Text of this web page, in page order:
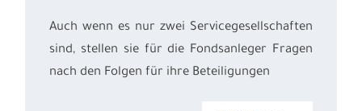
Auch wenn es nur zwei Servicegesellschaften
sind, stellen sie für die Fondsanleger Fragen
nach den Folgen für ihre Beteiligungen